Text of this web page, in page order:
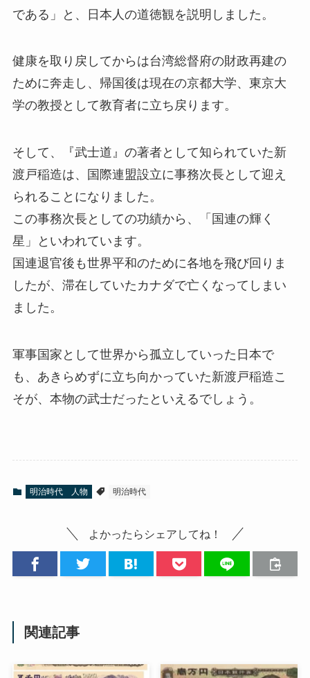
である」と、日本人の道徳観を説明しました。
健康を取り戻してからは台湾総督府の財政再建の
ために奔走し、帰国後は現在の京都大学、東京大
学の教授として教育者に立ち戻ります。
そして、『武士道』の著者として知られていた新
渡戸稲造は、国際連盟設立に事務次長として迎え
られることになりました。
この事務次長としての功績から、「国連の輝く
星」といわれています。
国連退官後も世界平和のために各地を飛び回りま
したが、滞在していたカナダで亡くなってしまい
ました。
軍事国家として世界から孤立していった日本で
も、あきらめずに立ち向かっていた新渡戸稲造こ
そが、本物の武士だったといえるでしょう。
明治時代 人物 明治時代
よかったらシェアしてね！
関連記事